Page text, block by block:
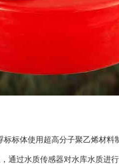
标标体使用超高分子聚乙烯材料
通过水质传感器对水库水质进